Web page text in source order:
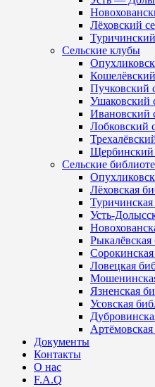
Лёховский
Сельские клубы
Пучковский
Ушаковский
Ивановский
Лобковский
Щербинский
Сельские
Лёховская
Туричинская
Усть-
Рыкалёвская
Ловецкая
Язненская
Усовская
Документы
Контакты
О нас
F.A.Q